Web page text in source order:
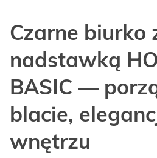
Czarne biurko
nadstawką
BASIC —
blacie,
wnętrzu